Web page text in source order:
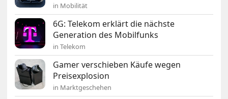
in Mobilität
6G: Telekom erklärt die nächste
Generation des Mobilfunks
in Telekom
Gamer verschieben Käufe wegen
Preisexplosion
in Marktgeschehen